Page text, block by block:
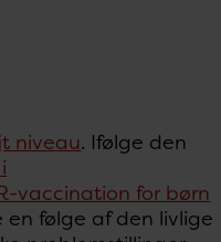
niveau. Ifølge den
vaccination for børn
en følge af den livlige